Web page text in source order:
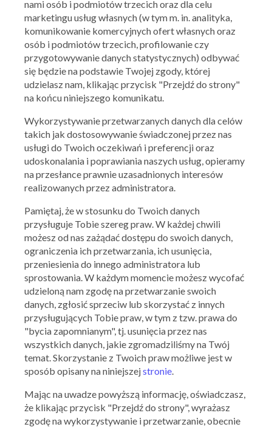
+
−
Leaflet| © OpenStreetMapcontributors
nami osób i podmiotów trzecich oraz dla celu
marketingu usług własnych (w tym m. in. analityka,
komunikowanie komercyjnych ofert własnych oraz
osób i podmiotów trzecich, profilowanie czy
przygotowywanie danych statystycznych) odbywać
się będzie na podstawie Twojej zgody, której
udzielasz nam, klikając przycisk "Przejdź do strony"
na końcu niniejszego komunikatu.
Wykorzystywanie przetwarzanych danych dla celów
takich jak dostosowywanie świadczonej przez nas
usługi do Twoich oczekiwań i preferencji oraz
udoskonalania i poprawiania naszych usług, opieramy
na przesłance prawnie uzasadnionych interesów
realizowanych przez administratora.
Pamiętaj, że w stosunku do Twoich danych
przysługuje Tobie szereg praw. W każdej chwili
możesz od nas zażądać dostępu do swoich danych,
ograniczenia ich przetwarzania, ich usunięcia,
przeniesienia do innego administratora lub
sprostowania. W każdym momencie możesz wycofać
udzieloną nam zgodę na przetwarzanie swoich
danych, zgłosić sprzeciw lub skorzystać z innych
przysługujących Tobie praw, w tym z tzw. prawa do
"bycia zapomnianym", tj. usunięcia przez nas
wszystkich danych, jakie zgromadziliśmy na Twój
temat. Skorzystanie z Twoich praw możliwe jest w
sposób opisany na niniejszejstronie.
Mając na uwadze powyższą informację, oświadczasz,
że klikając przycisk "Przejdź do strony", wyrażasz
zgodę na wykorzystywanie i przetwarzanie, obecnie